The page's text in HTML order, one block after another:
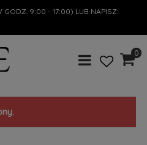
GODZ. 9:00 - 17:00) LUB NAPISZ:
0